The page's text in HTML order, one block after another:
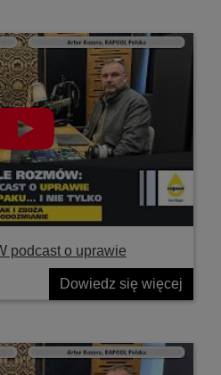
podcast o uprawie
Dowiedz się więcej